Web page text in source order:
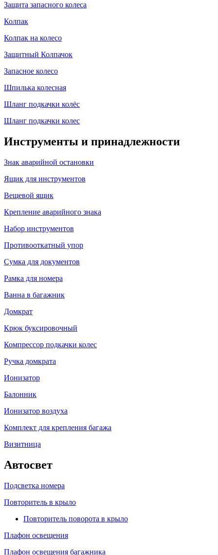
Защита запасного колеса
Колпак
Колпак на колесо
Защитный Колпачок
Запасное колесо
Шпилька колесная
Шланг подкачки колёс
Шланг подкачки колес
Инструменты и принадлежности
Знак аварийной остановки
Ящик для инструментов
Вещевой ящик
Крепление аварийного знака
Набор инструментов
Противооткатный упор
Сумка для документов
Рамка для номера
Ванна в багажник
Домкрат
Крюк буксировочный
Компрессор подкачки колес
Ручка домкрата
Ионизатор
Балонник
Ионизатор воздуха
Комплект для крепления багажа
Визитница
Автосвет
Подсветка номера
Повторитель в крыло
Повторитель поворота в крыло
Плафон освещения
Плафон освещения багажника